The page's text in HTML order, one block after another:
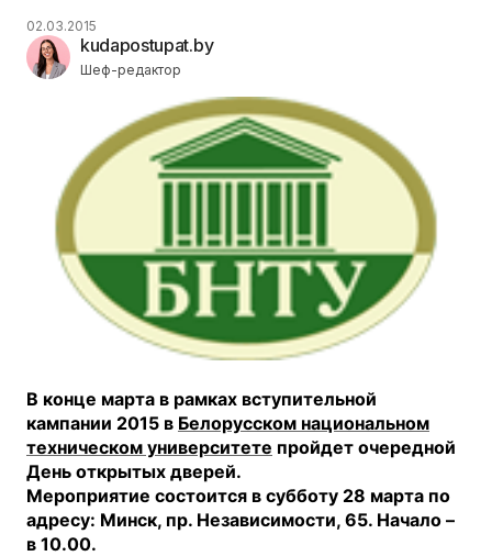
kudapostupat.by
Шеф-редактор
02.03.2015
В конце марта в рамках вступительной
кампании 2015 в Белорусском национальном
техническом университете пройдет очередной
День открытых дверей.
Мероприятие состоится в субботу 28 марта по
адресу: Минск, пр. Независимости, 65. Начало –
в 10.00.